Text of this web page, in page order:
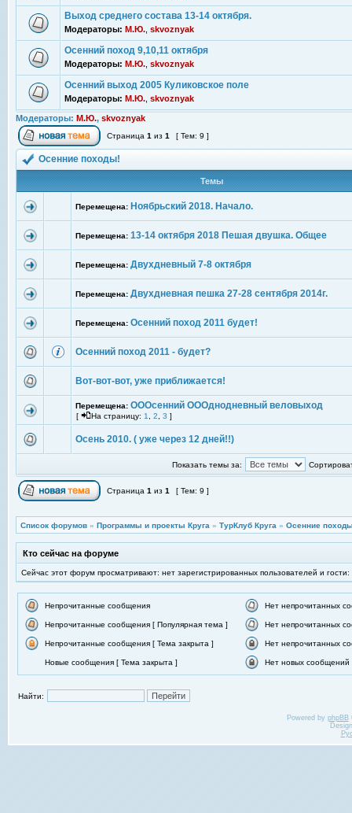
Выход среднего состава 13-14 октября.
Модераторы: М.Ю. skvoznyak
Осенний поход 9,10,11 октября
Модераторы: М.Ю. skvoznyak
Осенний выход 2005 Куликовское поле
Модераторы: М.Ю. skvoznyak
Модераторы: М.Ю., skvoznyak
Страница 1 из 1 [ Тем: 9 ]
Осенние походы!
Темы
Перемещена: Ноябрьский 2018. Начало.
Перемещена: 13-14 октября 2018 Пешая двушка. Общее
Перемещена: Двухдневный 7-8 октября
Перемещена: Двухдневная пешка 27-28 сентября 2014г.
Перемещена: Осенний поход 2011 будет!
Осенний поход 2011 - будет?
Вот-вот-вот, уже приближается!
Перемещена: ОООсенний ОООднодневный веловыход
[ На страницу: 1 2 3 ]
Осень 2010. ( уже через 12 дней!!)
Показать темы за:
Страница 1 из 1 [ Тем: 9 ]
Список форумов » Программы и проекты Круга » ТурКлуб Круга » Осенние
Кто сейчас на форуме
Сейчас этот форум просматривают: нет зарегистрированных пользователей и гости:
Непрочитанные сообщения Нет непрочитанных
Непрочитанные сообщения [ Популярная тема ] Нет непрочитанных
Непрочитанные сообщения [ Тема закрыта ] Нет непрочитанных
Новые сообщения [ Тема закрыта ] Нет новых сообщений
Найти:
Powered by phpBB